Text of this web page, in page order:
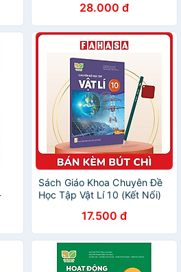
nilong bao sách)
28.000 đ
Sách Giáo Khoa Chuyên Đề
Học Tập Vật Lí 10 (Kết Nối)
17.500 đ